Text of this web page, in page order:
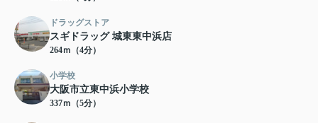
ドラッグストア
スギドラッグ 城東東中浜店
264ｍ（4分）
小学校
大阪市立東中浜小学校
337ｍ（5分）